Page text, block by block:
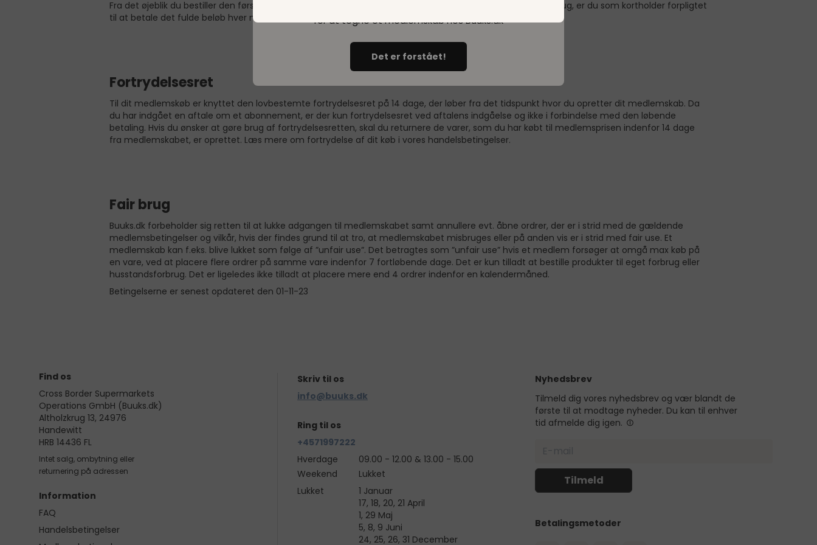
for at tegne et medlemskab hos Buuks.dk
Det er forstået!
Fra det øjeblik du bestiller den første bog til medlemspris, og derved tager medlemskabet hos Buuks.dk i brug, er du som kortholder forpligtet
til at betale det fulde beløb hver måned, til medlemskabet opsiges.
Fortrydelsesret
Til dit medlemskøb er knyttet den lovbestemte fortrydelsesret på 14 dage, der løber fra det tidspunkt hvor du opretter dit medlemskab. Da
du har indgået en aftale om et abonnement, er der kun fortrydelsesret ved aftalens indgåelse og ikke i forbindelse med den løbende
betaling. Hvis du ønsker at gøre brug af fortrydelsesretten, skal du returnere de varer, som du har købt til medlemsprisen indenfor 14 dage
fra medlemskabet, er oprettet. Læs mere om fortrydelse af dit køb i vores handelsbetingelser.
Fair brug
Buuks.dk forbeholder sig retten til at lukke adgangen til medlemskabet samt annullere evt. åbne ordrer, der er i strid med de gældende
medlemsbetingelser og vilkår, hvis der findes grund til at tro, at medlemskabet misbruges eller på anden vis er i strid med fair use. Et
medlemskab kan f.eks. blive lukket som følge af ”unfair use”. Det betragtes som ”unfair use” hvis et medlem forsøger at omgå max køb på
en vare, ved at placere flere ordrer på samme vare indenfor 7 fortløbende dage. Det er kun tilladt at bestille produkter til eget forbrug eller
husstandsforbrug. Det er ligeledes ikke tilladt at placere mere end 4 ordrer indenfor en kalendermåned.
Betingelserne er senest opdateret den 01-11-23
Find os
Cross Border Supermarkets
Operations GmbH (Buuks.dk)
Altholzkrug 13, 24976
Handewitt
HRB 14436 FL
Intet salg, ombytning eller
returnering på adressen
Information
FAQ
Handelsbetingelser
Skriv til os
info@buuks.dk
Ring til os
+4571997222
Hverdage
09.00 - 12.00 & 13.00 - 15.00
Weekend
Lukket
Lukket
1 Januar
17, 18, 20, 21 April
1, 29 Maj
5, 8, 9 Juni
24, 25, 26, 31 December
Nyhedsbrev
Tilmeld dig vores nyhedsbrev og vær blandt de
første til at modtage nyheder. Du kan til enhver
tid afmelde dig igen.
Betalingsmetoder